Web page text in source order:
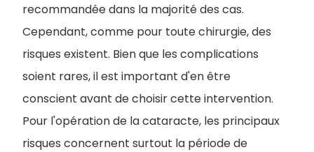
recommandée dans la majorité des cas.
Cependant, comme pour toute chirurgie, des
risques existent. Bien que les complications
soient rares, il est important d'en être
conscient avant de choisir cette intervention.
Pour l'opération de la cataracte, les principaux
risques concernent surtout la période de